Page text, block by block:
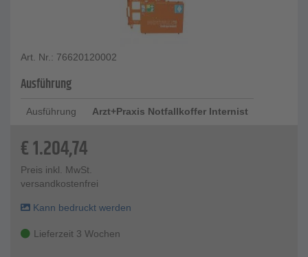
Art. Nr.: 76620120002
Ausführung
Ausführung Arzt+Praxis Notfallkoffer Internist
€1.204,74
Preis inkl. MwSt.
versandkostenfrei
Kann bedruckt werden
Lieferzeit 3 Wochen